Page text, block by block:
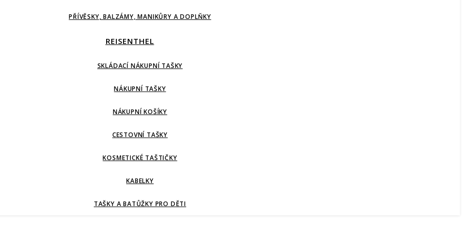
PŘÍVĚSKY, BALZÁMY, MANIKŮRY A DOPLŇKY
REISENTHEL
SKLÁDACÍ NÁKUPNÍ TAŠKY
NÁKUPNÍ TAŠKY
NÁKUPNÍ KOŠÍKY
CESTOVNÍ TAŠKY
KOSMETICKÉ TAŠTIČKY
KABELKY
TAŠKY A BATŮŽKY PRO DĚTI